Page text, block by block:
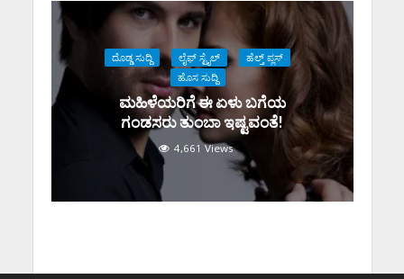
ದೊಡ್ಡ ಸುದ್ದಿ ಲೈಫ್ ಸ್ಟೈಲ್
ಹೆಲ್ತ್ ಪ್ಲಸ್
ಹೊಸ ಸುದ್ದಿ
ಮಹಿಳೆಯರಿಗೆ ಈ ಏಳು ಬಗೆಯ
ಗಂಡಸರು ತುಂಬಾ ಇಷ್ಟವಂತೆ!
4,661 Views